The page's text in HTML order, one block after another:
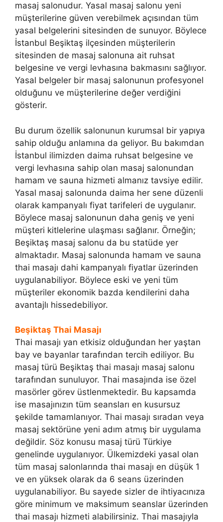
masaj salonudur. Yasal masaj salonu yeni
müşterilerine güven verebilmek açısından tüm
yasal belgelerini sitesinden de sunuyor. Böylece
İstanbul Beşiktaş ilçesinden müşterilerin
sitesinden de masaj salonuna ait ruhsat
belgesine ve vergi levhasına bakmasını sağlıyor.
Yasal belgeler bir masaj salonunun profesyonel
olduğunu ve müşterilerine değer verdiğini
gösterir.
Bu durum özellik salonunun kurumsal bir yapıya
sahip olduğu anlamına da geliyor. Bu bakımdan
İstanbul ilimizden daima ruhsat belgesine ve
vergi levhasına sahip olan masaj salonundan
hamam ve sauna hizmeti almanız tavsiye edilir.
Yasal masaj salonunda daima her sene düzenli
olarak kampanyalı fiyat tarifeleri de uygulanır.
Böylece masaj salonunun daha geniş ve yeni
müşteri kitlelerine ulaşması sağlanır. Örneğin;
Beşiktaş masaj salonu da bu statüde yer
almaktadır. Masaj salonunda hamam ve sauna
thai masajı dahi kampanyalı fiyatlar üzerinden
uygulanabiliyor. Böylece eski ve yeni tüm
müşteriler ekonomik bazda kendilerini daha
avantajlı hissedebiliyor.
Beşiktaş Thai Masajı
Thai masajı yan etkisiz olduğundan her yaştan
bay ve bayanlar tarafından tercih ediliyor. Bu
masaj türü Beşiktaş thai masajı masaj salonu
tarafından sunuluyor. Thai masajında ise özel
masörler görev üstlenmektedir. Bu kapsamda
ise masajınızın tüm seansları en kusursuz
şekilde tamamlanıyor. Thai masajı sıradan veya
masaj sektörüne yeni adım atmış bir uygulama
değildir. Söz konusu masaj türü Türkiye
genelinde uygulanıyor. Ülkemizdeki yasal olan
tüm masaj salonlarında thai masajı en düşük 1
ve en yüksek olarak da 6 seans üzerinden
uygulanabiliyor. Bu sayede sizler de ihtiyacınıza
göre minimum ve maksimum seanslar üzerinden
thai masajı hizmeti alabilirsiniz. Thai masajıyla